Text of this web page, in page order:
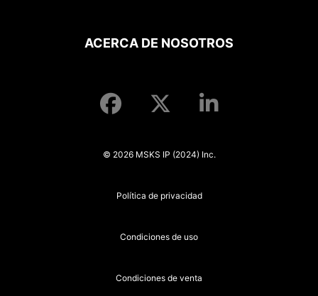
ACERCA DE NOSOTROS
© 2026 MSKS IP (2024) Inc.
Política de privacidad
Condiciones de uso
Condiciones de venta